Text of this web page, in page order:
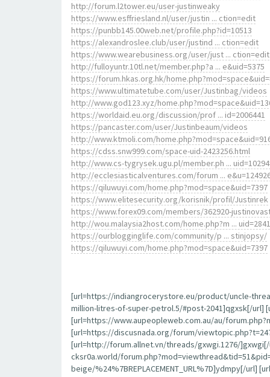
http://forum.l2tower.eu/user-justinweaky
https://www.esffriesland.nl/user/justin ... ction=edit
https://punbb145.00web.net/profile.php?id=10513
https://alexandroslee.club/user/justind ... ction=edit
https://www.wearebusiness.org/user/just ... ction=edit
http://fulloyuntr.10tl.net/member.php?a ... e&uid=5375
https://forum.hkas.org.hk/
https://www.ultimatetube.com/user/Justinbag/videos
http://www.god123.xyz/
https://worldaid.eu.org/discussion/prof ... id=2006441
https://pancaster.com/user/Justinbeaum/videos
http://www.ktmoli.com/
https://cdss.snw999.com/space-uid-2423256.html
http://www.cs-tygrysek.ugu.pl/member.ph ...
http://ecclesiasticalventures.com/forum ...
https://qiluwuyi.com/home.php?mod=space&uid=7397
https://www.elitesecurity.org/korisnik/profil/Justinrek
https://www.forex09.com/members/362920-
http://wou.malaysia2host.com/home.php?m ...
https://ourblogginglife.com/community/p ... stinjopsy/
https://qiluwuyi.com/home.php?mod=space&uid=7397
[url=https://indiangrocerystore.eu/product/uncle-
million-litres-of-super-petrol.5/#post-2041]qgxsk[/url]
[url=https://www.aupeopleweb.com.au/au/
[url=https://discusnada.org/forum/
[url=http://forum.allnet.vn/threads/gxwgi.1276/
cksr0a.world/
beige/%24%7BREPLACEMENT_URL%7D]ydmpy[/